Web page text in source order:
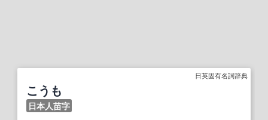
日英固有名詞辞典
こうも
日本人苗字